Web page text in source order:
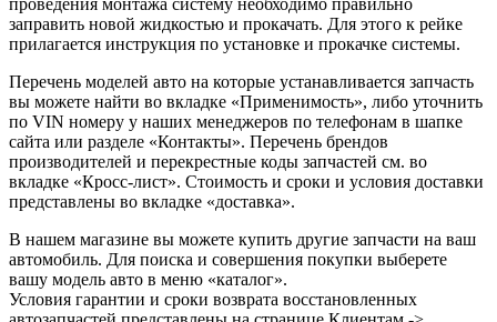
проведения монтажа систему необходимо правильно
заправить новой жидкостью и прокачать. Для этого к рейке
прилагается инструкция по установке и прокачке системы.
Перечень моделей авто на которые устанавливается запчасть
вы можете найти во вкладке «Применимость», либо уточнить
по VIN номеру у наших менеджеров по телефонам в шапке
сайта или разделе «Контакты». Перечень брендов
производителей и перекрестные коды запчастей см. во
вкладке «Кросс-лист». Стоимость и сроки и условия доставки
представлены во вкладке «доставка».
В нашем магазине вы можете купить другие запчасти на ваш
автомобиль. Для поиска и совершения покупки выберете
вашу модель авто в меню «каталог».
Условия гарантии и сроки возврата восстановленных